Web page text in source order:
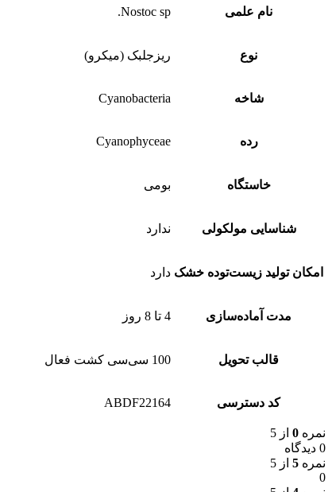
نام علمی Nostoc sp.
نوع ریزجلبک (میکرو)
شاخه Cyanobacteria
رده Cyanophyceae
خاستگاه بومی
شناسایی مولکولی ندارد
امکان تولید زیست‌توده خشک دارد
مدت آماده‌سازی 4 تا 8 روز
قالب تحویل 100 سی‌سی کشت فعال
کد دسترسی ABDF22164
نمره 0 از 5
0 دیدگاه
نمره 5 از 5
0